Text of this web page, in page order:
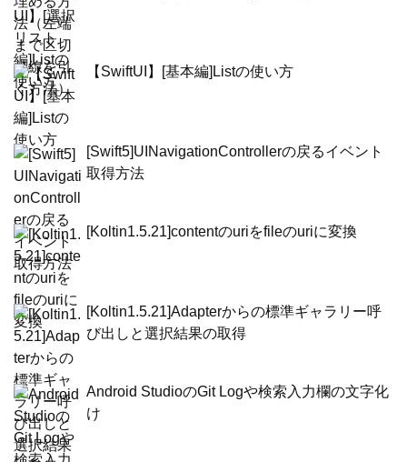
【SwiftUI】[基本編]Listの使い方
[Swift5]UINavigationControllerの戻るイベント
取得方法
[Koltin1.5.21]contentのuriをfileのuriに変換
[Koltin1.5.21]Adapterからの標準ギャラリー呼
び出しと選択結果の取得
Android StudioのGit Logや検索入力欄の文字化
け